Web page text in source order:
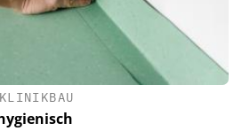
KLINIKBAU